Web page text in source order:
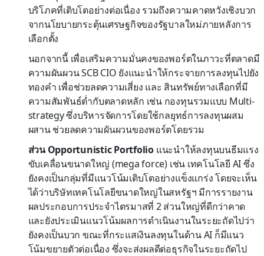
บริโภคที่เติบโตอย่างต่อเนื่อง รวมถึงความคาดหวังเชิงบวก
จากนโยบายกระตุ้นเศรษฐกิจของรัฐบาลใหม่ภายหลังการ
เลือกตั้ง
นอกจากนี้ เพื่อเสริมความมั่นคงของพอร์ตในภาวะที่ตลาดมี
ความผันผวน SCB CIO ยังแนะนำให้กระจายการลงทุนไปยัง
ทองคำ เพื่อช่วยลดความเสี่ยง และ สินทรัพย์ทางเลือกที่มี
ความสัมพันธ์ต่ำกับตลาดหลัก เช่น กองทุนรวมแบบ Multi-
strategy ซึ่งบริหารจัดการโดยใช้กลยุทธ์การลงทุนผสม
ผสาน ช่วยลดความผันผวนของพอร์ตโดยรวม
ส่วน Opportunistic Portfolio แนะนำให้ลงทุนบนธีมแรง
ขับเคลื่อนขนาดใหญ่ (mega force) เช่น เทคโนโลยี AI ซึ่ง
ยังคงเป็นกลุ่มที่มีแนวโน้มเติบโตอย่างแข็งแกร่ง โดยจะเห็น
ได้ว่าบริษัทเทคโนโลยีขนาดใหญ่ในสหรัฐฯ มีการรายงาน
ผลประกอบการประจำไตรมาสที่ 2 ส่วนใหญ่ที่ดีกว่าคาด
และยังประเมินแนวโน้มผลการดำเนินงานในระยะถัดไปว่า
ยังคงเป็นบวก ขณะที่กระแสเงินลงทุนในด้าน AI ก็มีแนว
โน้มขยายตัวต่อเนื่อง ซึ่งจะส่งผลดีต่อธุรกิจในระยะถัดไป